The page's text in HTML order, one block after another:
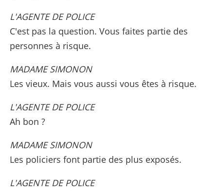
L'AGENTE DE POLICE
C'est pas la question. Vous faites partie des
personnes à risque.
MADAME SIMONON
Les vieux. Mais vous aussi vous êtes à risque.
L'AGENTE DE POLICE
Ah bon ?
MADAME SIMONON
Les policiers font partie des plus exposés.
L'AGENTE DE POLICE